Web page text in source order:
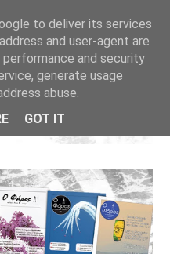
to deliver its services
and user-agent are
and security
generate usage
abuse.
GOT IT